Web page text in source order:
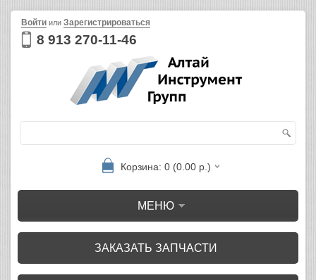
8 913 270-11-46
Войти или Зарегистрироваться
Корзина: 0 (0.00 р.)
МЕНЮ
ЗАКАЗАТЬ ЗАПЧАСТИ